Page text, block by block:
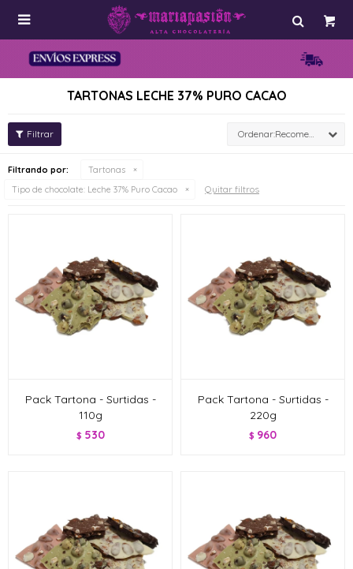

TARTONAS LECHE 37% PURO CACAO
Recomendados
Filtrando por:
Tartonas
Tipo de chocolate: Leche 37% Puro Cacao Quitar filtros
Pack Tartona - Surtidas -
110g
$ 530
Pack Tartona - Surtidas -
220g
$ 960